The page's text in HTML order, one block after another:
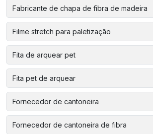
Fabricante de chapa de fibra de madeira
Filme stretch para paletização
Fita de arquear pet
Fita pet de arquear
Fornecedor de cantoneira
Fornecedor de cantoneira de fibra